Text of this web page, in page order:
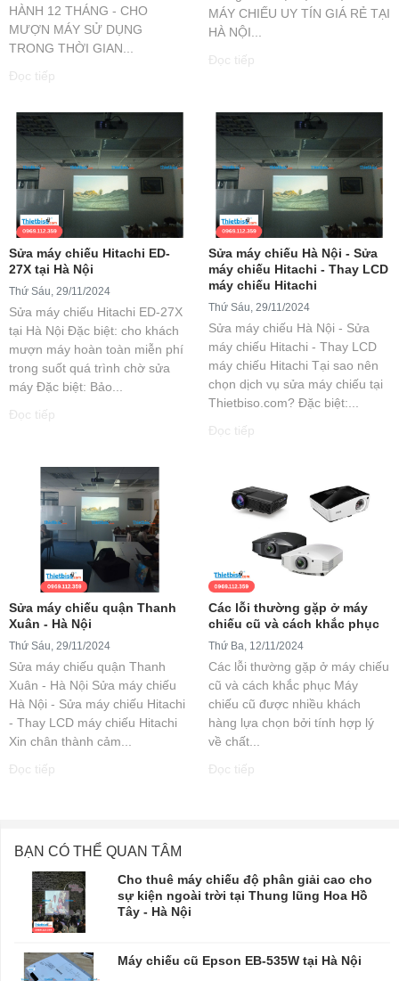
HÀNH 12 THÁNG - CHO
MƯỢN MÁY SỬ DỤNG
TRONG THỜI GIAN...
Đọc tiếp
MÁY CHIẾU UY TÍN GIÁ RẺ TẠI
HÀ NỘI...
Đọc tiếp
Sửa máy chiếu Hitachi ED-
27X tại Hà Nội
Thứ Sáu, 29/11/2024
Sửa máy chiếu Hitachi ED-27X
tại Hà Nội Đặc biệt: cho khách
mượn máy hoàn toàn miễn phí
trong suốt quá trình chờ sửa
máy Đặc biệt: Bảo...
Đọc tiếp
​​​​​​​Sửa máy chiếu Hà Nội - Sửa
máy chiếu Hitachi - Thay LCD
máy chiếu Hitachi
Thứ Sáu, 29/11/2024
Sửa máy chiếu Hà Nội - Sửa
máy chiếu Hitachi - Thay LCD
máy chiếu Hitachi Tại sao nên
chọn dịch vụ sửa máy chiếu tại
Thietbiso.com? Đặc biệt:...
Đọc tiếp
Sửa máy chiếu quận Thanh
Xuân - Hà Nội
Thứ Sáu, 29/11/2024
Sửa máy chiếu quận Thanh
Xuân - Hà Nội Sửa máy chiếu
Hà Nội - Sửa máy chiếu Hitachi
- Thay LCD máy chiếu Hitachi
Xin chân thành cảm...
Đọc tiếp
Các lỗi thường gặp ở máy
chiếu cũ và cách khắc phục
Thứ Ba, 12/11/2024
Các lỗi thường gặp ở máy chiếu
cũ và cách khắc phục Máy
chiếu cũ được nhiều khách
hàng lựa chọn bởi tính hợp lý
về chất...
Đọc tiếp
BẠN CÓ THỂ QUAN TÂM
Cho thuê máy chiếu độ phân giải cao cho
sự kiện ngoài trời tại Thung lũng Hoa Hồ
Tây - Hà Nội
Máy chiếu cũ Epson EB-535W tại Hà Nội